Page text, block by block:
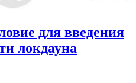
для введения
локдауна